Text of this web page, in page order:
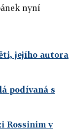
nyní
jejího autora
podívaná s
Rossinim v